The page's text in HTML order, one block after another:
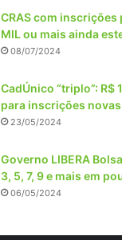
CRAS com inscrições
MIL ou mais ainda
08/07/2024
CadÚnico “triplo”: R$
para inscrições
23/05/2024
Governo LIBERA
3, 5, 7, 9 e mais em
06/05/2024